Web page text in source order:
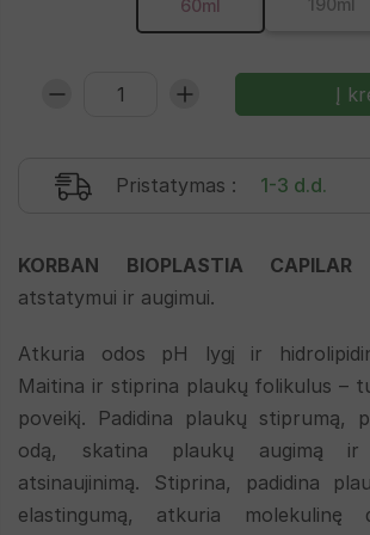
60ml
Pristatymas : 1-3 d.d.
KORBAN BIOPLASTIA CAPILAR
atstatymui ir augimui.
Atkuria odos pH lygį ir
Maitina ir stiprina plaukų folikulus –
poveikį. Padidina plaukų stiprumą,
odą, skatina plaukų augimą ir
atsinaujinimą. Stiprina, padidina
elastingumą, atkuria molekulinę